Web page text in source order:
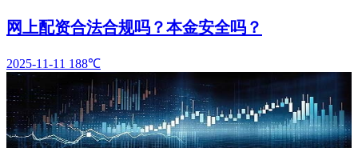
网上配资合法合规吗？本金安全吗？
2025-11-11 188℃